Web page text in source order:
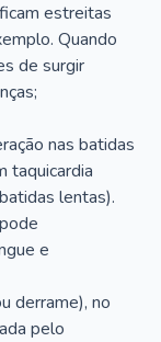
estreitas
Quando
de surgir
nas batidas
taquicardia
lentas).
e
derrame), no
pelo